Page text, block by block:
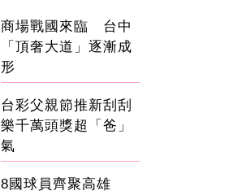
商場戰國來臨 台中
「頂奢大道」逐漸成
形
台彩父親節推新刮刮
樂千萬頭獎超「爸」
氣
8國球員齊聚高雄